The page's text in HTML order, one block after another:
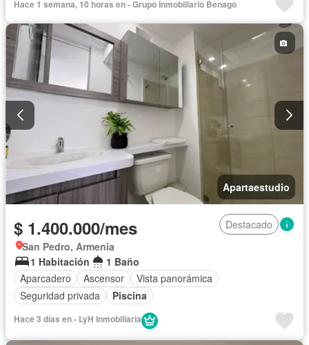
Gas natural
Gimnasio Internet Jacuzzi
Jardín
Piscina
Sauna Seguridad privada
Vista panorámica
Wifi
Zonas verdes
Permite mascotas
Completamente amoblado
Hace 1 semana, 10 horas en - Grupo Inmobiliario Benago
Apartaestudio
$ 1.400.000/mes
Destacado
San Pedro, Armenia
1 Habitación
1 Baño
Aparcadero
Ascensor
Vista panorámica
Seguridad privada
Piscina
Hace 3 días en - LyH Inmobiliaria